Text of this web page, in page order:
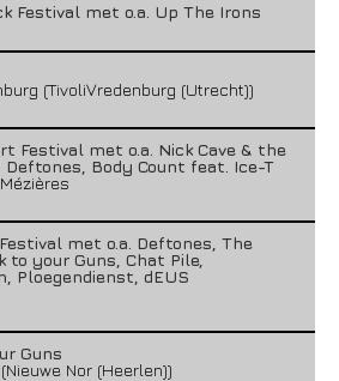
Festival met o.a. Up The Irons
(TivoliVredenburg (Utrecht))
Festival met o.a. Nick Cave & the
Deftones, Body Count feat. Ice-T
met o.a. Deftones, The
to your Guns, Chat Pile,
Ploegendienst, dEUS
Guns
Nor (Heerlen))